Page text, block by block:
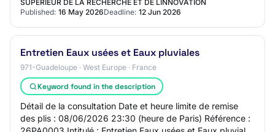
SUPÉRIEUR DE LA RECHERCHE ET DE LINNOVATION
Published: 16 May 2026Deadline: 12 Jun 2026
Entretien Eaux usées et Eaux pluviales
971-Guadeloupe · West Europe · France
Keyword found in the description
Détail de la consultation Date et heure limite de remise
des plis : 08/06/2026 23:30 (heure de Paris) Référence :